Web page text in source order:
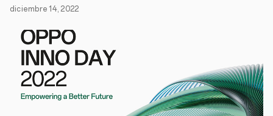
diciembre 14, 2022